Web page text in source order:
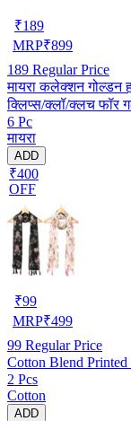
₹189
MRP₹899
189 Regular Price
मायरा कलेक्शन गोल्डन
क्लिप्स/क्लॉ/क्लच फॉर
6 Pc
मायरा
ADD
₹400
OFF
₹99
MRP₹499
99 Regular Price
Cotton Blend
2 Pcs
Cotton
ADD